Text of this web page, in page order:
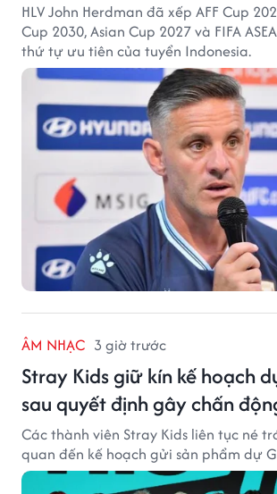
HLV John Herdman đã xếp AFF Cup
Cup 2030, Asian Cup 2027 và FIFA
thứ tự ưu tiên của tuyển Indonesia.
ÂM NHẠC 3 giờ trước
Stray Kids giữ kín kế hoạch
sau quyết định gây chấn
Các thành viên Stray Kids liên tục né
quan đến kế hoạch gửi sản phẩm dự